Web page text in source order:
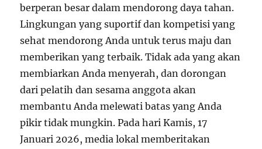
berperan besar dalam mendorong daya tahan.
Lingkungan yang suportif dan kompetisi yang
sehat mendorong Anda untuk terus maju dan
memberikan yang terbaik. Tidak ada yang akan
membiarkan Anda menyerah, dan dorongan
dari pelatih dan sesama anggota akan
membantu Anda melewati batas yang Anda
pikir tidak mungkin. Pada hari Kamis, 17
Januari 2026, media lokal memberitakan